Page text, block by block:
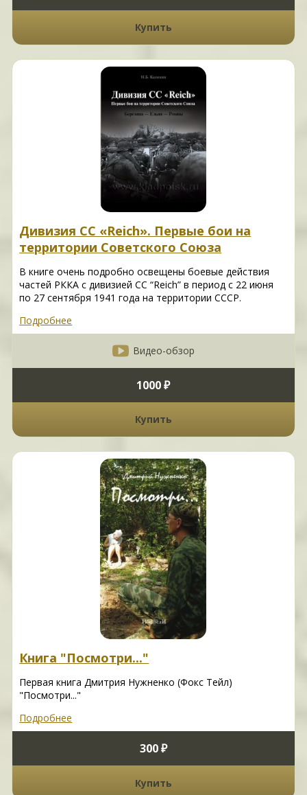
Купить
Дивизия СС «Reich». Первые бои на
территории Советского Союза
В книге очень подробно освещены боевые действия
частей РККА с дивизией СС “Reich” в период с 22 июня
по 27 сентября 1941 года на территории СССР.
Подробнее
Видео-обзор
1000 ₽
Купить
Книга "Посмотри..."
Первая книга Дмитрия Нужненко (Фокс Тейл)
"Посмотри..."
Подробнее
300 ₽
Купить